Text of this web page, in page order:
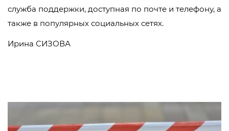
служба поддержки, доступная по почте и телефону, а
также в популярных социальных сетях.
Ирина СИЗОВА